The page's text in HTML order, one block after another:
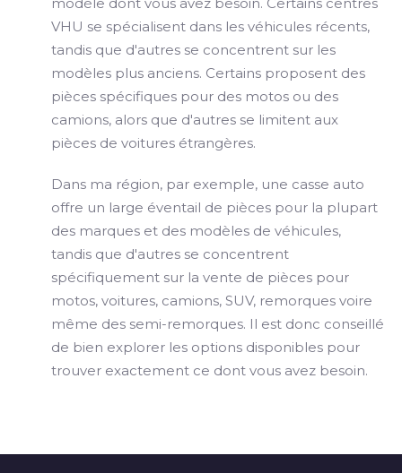
VHU se spécialisent dans les véhicules récents,
tandis que d'autres se concentrent sur les
modèles plus anciens. Certains proposent des
pièces spécifiques pour des motos ou des
camions, alors que d'autres se limitent aux
pièces de voitures étrangères.
Dans ma région, par exemple, une casse auto
offre un large éventail de pièces pour la plupart
des marques et des modèles de véhicules,
tandis que d'autres se concentrent
spécifiquement sur la vente de pièces pour
motos, voitures, camions, SUV, remorques voire
même des semi-remorques. Il est donc conseillé
de bien explorer les options disponibles pour
trouver exactement ce dont vous avez besoin.